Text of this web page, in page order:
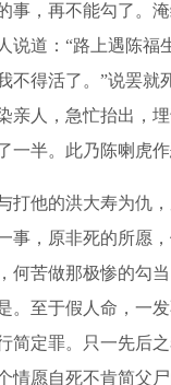
事，再不能勾了。
说道：“路上遇陈福
不得活了。”说罢就
亲人，急忙抬出，
一半。此乃陈喇虎作
他的洪大寿为仇，
事，原非死的所愿
何苦做那极惨的勾
。至于假人命，一
简定罪。只一先后
情愿自死不肯简父